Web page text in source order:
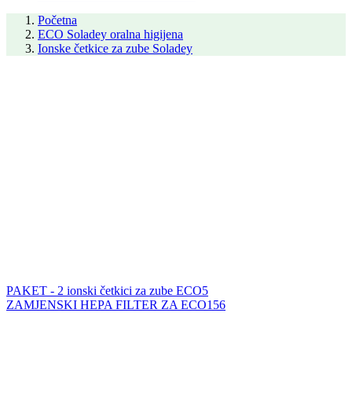
Početna
ECO Soladey oralna higijena
Ionske četkice za zube Soladey
PAKET - 2 ionski četkici za zube ECO5
ZAMJENSKI HEPA FILTER ZA ECO156